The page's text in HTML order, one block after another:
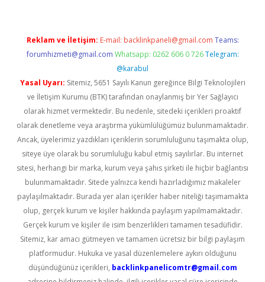
Reklam ve İletişim: E-mail: backlinkpaneli@gmail.com Teams:
forumhizmeti@gmail.com Whatsapp: 0262 606 0 726 Telegram:
@karabul
Yasal Uyarı: Sitemiz, 5651 Sayılı Kanun gereğince Bilgi Teknolojileri
ve İletişim Kurumu (BTK) tarafından onaylanmış bir Yer Sağlayıcı
olarak hizmet vermektedir. Bu nedenle, sitedeki içerikleri proaktif
olarak denetleme veya araştırma yükümlülüğümüz bulunmamaktadır.
Ancak, üyelerimiz yazdıkları içeriklerin sorumluluğunu taşımakta olup,
siteye üye olarak bu sorumluluğu kabul etmiş sayılırlar. Bu internet
sitesi, herhangi bir marka, kurum veya şahıs şirketi ile hiçbir bağlantısı
bulunmamaktadır. Sitede yalnızca kendi hazırladığımız makaleler
paylaşılmaktadır. Burada yer alan içerikler haber niteliği taşımamakta
olup, gerçek kurum ve kişiler hakkında paylaşım yapılmamaktadır.
Gerçek kurum ve kişiler ile isim benzerlikleri tamamen tesadüfidir.
Sitemiz, kar amacı gütmeyen ve tamamen ücretsiz bir bilgi paylaşım
platformudur. Hukuka ve yasal düzenlemelere aykırı olduğunu
düşündüğünüz içerikleri, backlinkpanelicomtr@gmail.com